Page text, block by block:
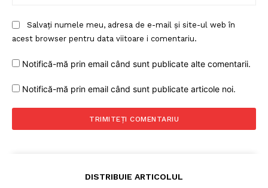
Salvați numele meu, adresa de e-mail și site-ul web în
acest browser pentru data viitoare i comentariu.
Notifică-mă prin email când sunt publicate alte comentarii.
Notifică-mă prin email când sunt publicate articole noi.
DISTRIBUIE ARTICOLUL